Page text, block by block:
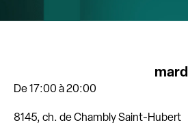
De 17:00à 20:00
8145, ch. de Chambly Saint-Hubert